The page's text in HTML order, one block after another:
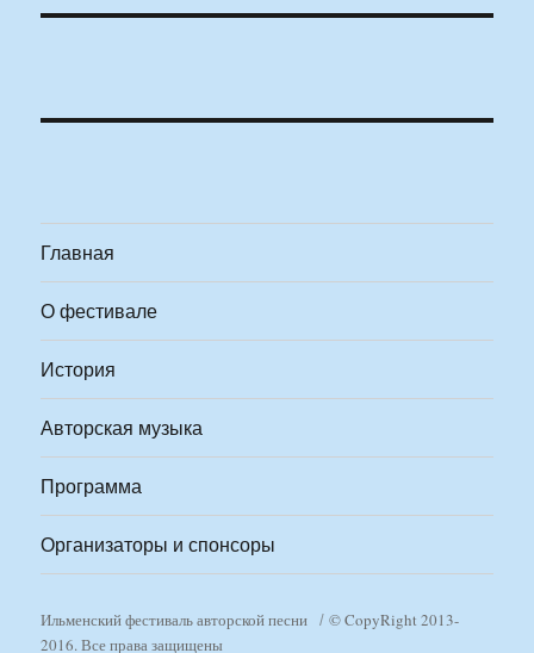
Главная
О фестивале
История
Авторская музыка
Программа
Организаторы и спонсоры
Ильменский фестиваль авторской песни
© CopyRight 2013-
2016. Все права защищены